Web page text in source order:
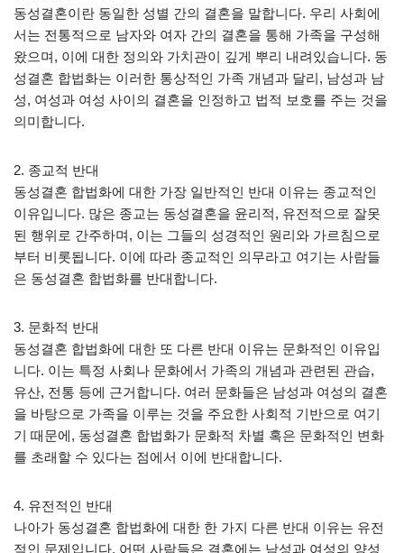
동성결혼이란 동일한 성별 간의 결혼을 말합니다. 우리 사회에
서는 전통적으로 남자와 여자 간의 결혼을 통해 가족을 구성해
왔으며, 이에 대한 정의와 가치관이 깊게 뿌리 내려있습니다. 동
성결혼 합법화는 이러한 통상적인 가족 개념과 달리, 남성과 남
성, 여성과 여성 사이의 결혼을 인정하고 법적 보호를 주는 것을
의미합니다.
2. 종교적 반대
동성결혼 합법화에 대한 가장 일반적인 반대 이유는 종교적인
이유입니다. 많은 종교는 동성결혼을 윤리적, 유전적으로 잘못
된 행위로 간주하며, 이는 그들의 성경적인 원리와 가르침으로
부터 비롯됩니다. 이에 따라 종교적인 의무라고 여기는 사람들
은 동성결혼 합법화를 반대합니다.
3. 문화적 반대
동성결혼 합법화에 대한 또 다른 반대 이유는 문화적인 이유입
니다. 이는 특정 사회나 문화에서 가족의 개념과 관련된 관습,
유산, 전통 등에 근거합니다. 여러 문화들은 남성과 여성의 결혼
을 바탕으로 가족을 이루는 것을 주요한 사회적 기반으로 여기
기 때문에, 동성결혼 합법화가 문화적 차별 혹은 문화적인 변화
를 초래할 수 있다는 점에서 이에 반대합니다.
4. 유전적인 반대
나아가 동성결혼 합법화에 대한 한 가지 다른 반대 이유는 유전
적인 문제입니다. 어떤 사람들은 결혼에는 남성과 여성의 양성